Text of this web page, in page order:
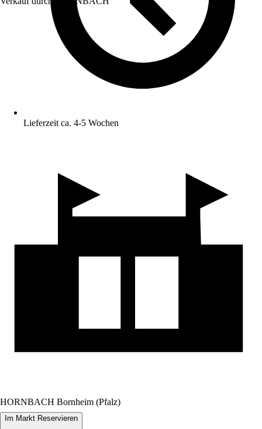
Lieferzeit ca. 4-5 Wochen
HORNBACH Bornheim (Pfalz)
Im Markt Reservieren